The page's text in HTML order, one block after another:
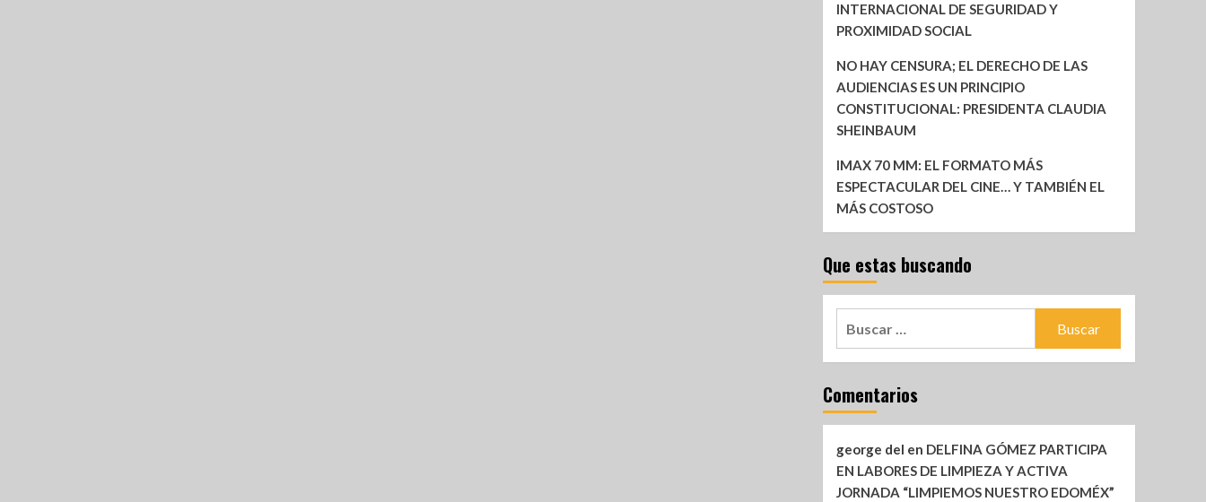
INTERNACIONAL DE SEGURIDAD Y
PROXIMIDAD SOCIAL
NO HAY CENSURA; EL DERECHO DE LAS
AUDIENCIAS ES UN PRINCIPIO
CONSTITUCIONAL: PRESIDENTA CLAUDIA
SHEINBAUM
IMAX 70 MM: EL FORMATO MÁS
ESPECTACULAR DEL CINE… Y TAMBIÉN EL
MÁS COSTOSO
Que estas buscando
Comentarios
george del en DELFINA GÓMEZ PARTICIPA
EN LABORES DE LIMPIEZA Y ACTIVA
JORNADA “LIMPIEMOS NUESTRO EDOMÉX”